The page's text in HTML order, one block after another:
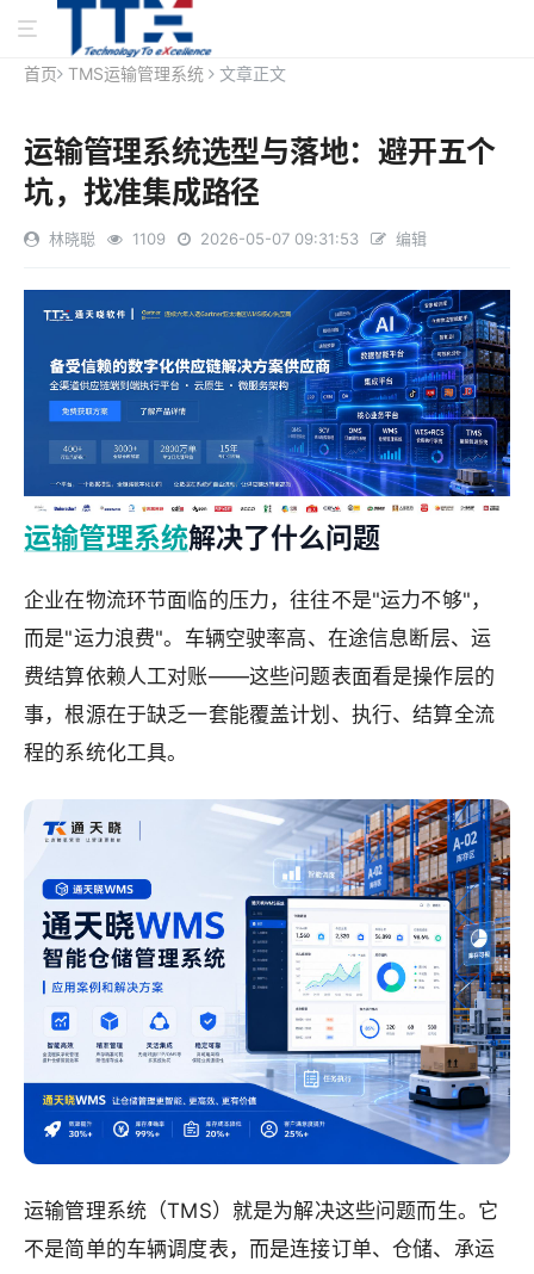
首页 TMS运输管理系统 文章正文
运输管理系统选型与落地：避开五个
坑，找准集成路径
林晓聪 1109 2026-05-07 09:31:53 编辑
运输管理系统解决了什么问题
企业在物流环节面临的压力，往往不是"运力不够"，
而是"运力浪费"。车辆空驶率高、在途信息断层、运
费结算依赖人工对账——这些问题表面看是操作层的
事，根源在于缺乏一套能覆盖计划、执行、结算全流
程的系统化工具。
运输管理系统（TMS）就是为解决这些问题而生。它
不是简单的车辆调度表，而是连接订单、仓储、承运